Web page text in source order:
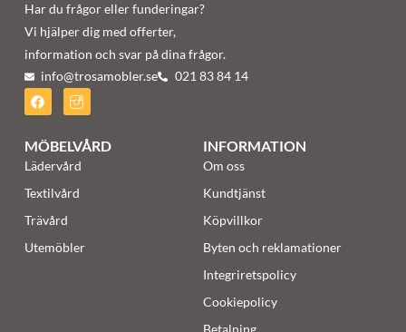
Har du frågor eller funderingar?
Vi hjälper dig med offerter,
information och svar på dina frågor.
info@trosamobler.se 021 83 84 14
MÖBELVÅRD
Lädervård
Textilvård
Trävård
Utemöbler
INFORMATION
Om oss
Kundtjänst
Köpvillkor
Byten och reklamationer
Integriretspolicy
Cookiepolicy